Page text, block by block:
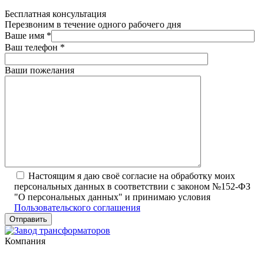
Бесплатная консультация
Перезвоним в течение одного рабочего дня
Ваше имя *
Ваш телефон *
Ваши пожелания
Настоящим я даю своё согласие на обработку моих
персональных данных в соответствии с законом №152-ФЗ
"О персональных данных" и принимаю условия
Пользовательского соглашения
Компания